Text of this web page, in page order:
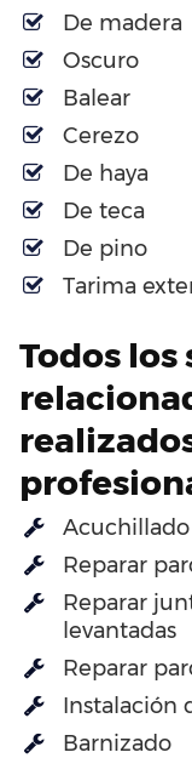
De madera
Oscuro
Balear
Cerezo
De haya
De teca
De pino
Tarima
Todos
Reparar
Reparar
levantadas
Reparar
Instalación
Barnizado